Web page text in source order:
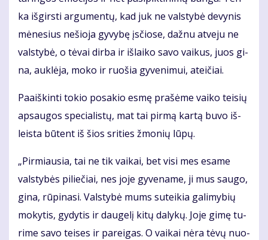
ka iš­girs­ti ar­gu­men­tų, kad juk ne vals­ty­bė de­vy­nis
mė­ne­sius ne­šio­ja gy­vy­bę įsčio­se, daž­nu at­ve­ju ne
vals­ty­bė, o tė­vai dir­ba ir iš­lai­ko sa­vo vai­kus, juos gi­
na, auk­lė­ja, mo­ko ir ruo­šia gy­ve­ni­mui, at­ei­čiai.
Pa­aiš­kin­ti to­kio po­sa­kio es­mę pra­šė­me vai­ko tei­sių
ap­sau­gos spe­cia­lis­tų, mat tai pir­mą kar­tą bu­vo iš­
leis­ta bū­tent iš šios sri­ties žmo­nių lū­pų.
„Pir­miau­sia, tai ne tik vai­kai, bet vi­si mes esa­me
vals­ty­bės pi­lie­čiai, nes jo­je gy­ve­na­me, ji mus sau­go,
gi­na, rū­pi­na­si. Vals­ty­bė mums su­tei­kia ga­li­my­bių
mo­ky­tis, gy­dy­tis ir dau­ge­lį ki­tų da­ly­kų. Jo­je gi­mę tu­
ri­me sa­vo tei­ses ir pa­rei­gas. O vai­kai nė­ra tė­vų nuo­